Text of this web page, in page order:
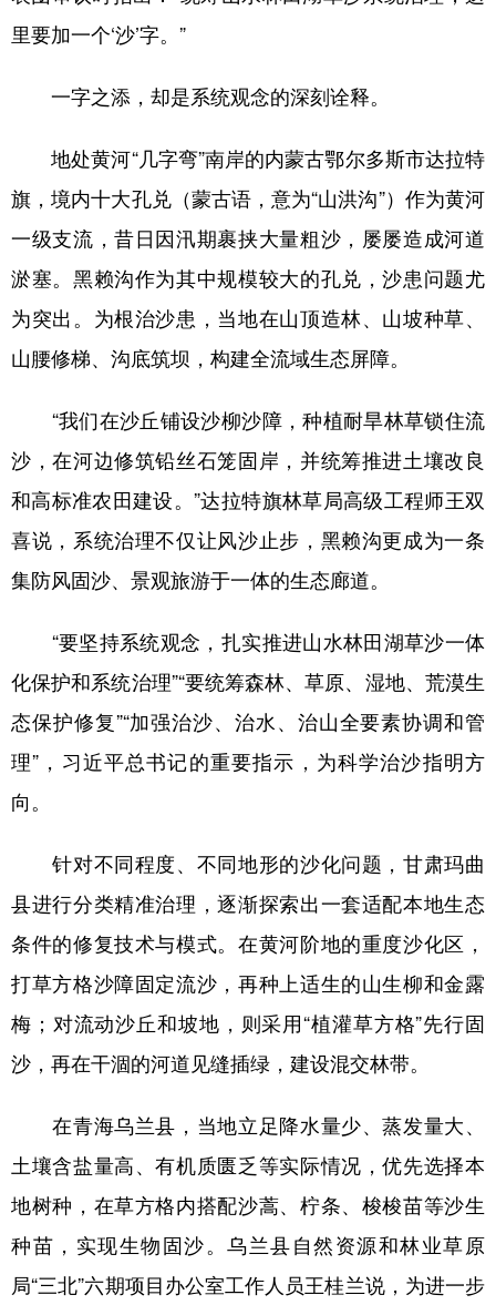
里要加一个‘沙’字。”
一字之添，却是系统观念的深刻诠释。
地处黄河“几字弯”南岸的内蒙古鄂尔多斯市达拉特
旗，境内十大孔兑（蒙古语，意为“山洪沟”）作为黄河
一级支流，昔日因汛期裹挟大量粗沙，屡屡造成河道
淤塞。黑赖沟作为其中规模较大的孔兑，沙患问题尤
为突出。为根治沙患，当地在山顶造林、山坡种草、
山腰修梯、沟底筑坝，构建全流域生态屏障。
“我们在沙丘铺设沙柳沙障，种植耐旱林草锁住流
沙，在河边修筑铅丝石笼固岸，并统筹推进土壤改良
和高标准农田建设。”达拉特旗林草局高级工程师王双
喜说，系统治理不仅让风沙止步，黑赖沟更成为一条
集防风固沙、景观旅游于一体的生态廊道。
“要坚持系统观念，扎实推进山水林田湖草沙一体
化保护和系统治理”“要统筹森林、草原、湿地、荒漠生
态保护修复”“加强治沙、治水、治山全要素协调和管
理”，习近平总书记的重要指示，为科学治沙指明方
向。
针对不同程度、不同地形的沙化问题，甘肃玛曲
县进行分类精准治理，逐渐探索出一套适配本地生态
条件的修复技术与模式。在黄河阶地的重度沙化区，
打草方格沙障固定流沙，再种上适生的山生柳和金露
梅；对流动沙丘和坡地，则采用“植灌草方格”先行固
沙，再在干涸的河道见缝插绿，建设混交林带。
在青海乌兰县，当地立足降水量少、蒸发量大、
土壤含盐量高、有机质匮乏等实际情况，优先选择本
地树种，在草方格内搭配沙蒿、柠条、梭梭苗等沙生
种苗，实现生物固沙。乌兰县自然资源和林业草原
局“三北”六期项目办公室工作人员王桂兰说，为进一步